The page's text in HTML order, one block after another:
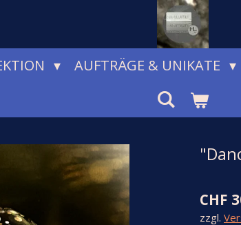
AUFTRÄGE & UNIKATE
CHF
zzgl.